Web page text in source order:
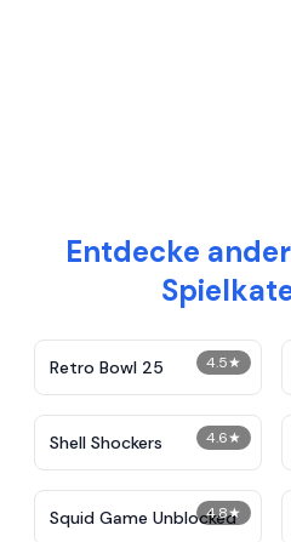
Entdecke
4.5★
Retro Bowl 25
4.6★
Shell Shockers
4.8★
Squid Game Unblocked